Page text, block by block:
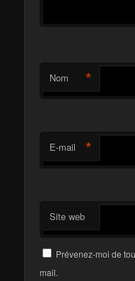
Nom *
E-mail *
Site web
Prévenez-moi de
mail.